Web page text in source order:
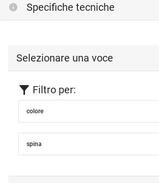
Specifiche tecniche
Selezionare una voce
Filtro per:
colore
spina